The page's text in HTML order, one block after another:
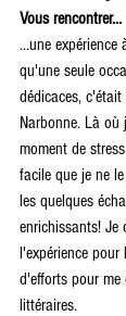
Vous rencontrer...
...une expérience
qu'une seule
dédicaces,
Narbonne. Là où
moment de
facile que je ne
les quelques
enrichissants! Je
l'expérience
d'efforts pour me
littéraires.